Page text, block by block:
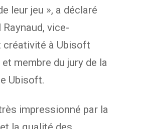
leur jeu », a déclaré
vice-
créativité à Ubisoft
membre du jury de la
Ubisoft.
impressionné par la